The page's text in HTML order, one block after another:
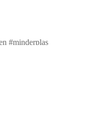
#minderplas